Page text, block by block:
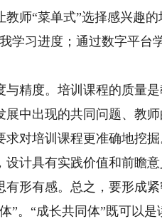
师“菜单式”选择感兴趣
学习进度；通过数字平台
度。培训课程的质量是
中出现的共同问题、教
求对培训课程更准确地挖
计具有实践价值和前瞻
形有感。总之，要形成
“成长共同体”既可以是